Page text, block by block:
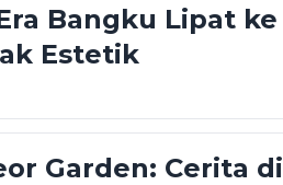
Bangku Lipat ke
Estetik
Garden: Cerita di